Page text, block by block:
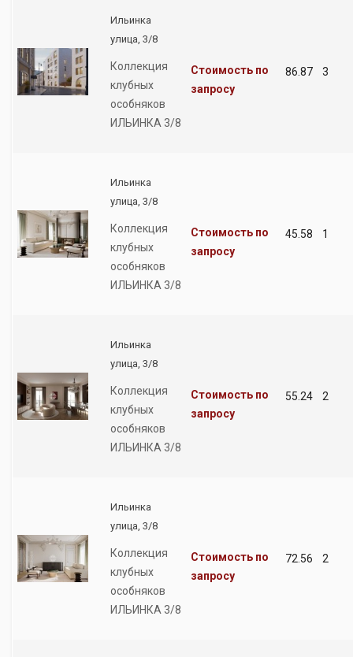
Ильинка
улица, 3/8
Коллекция
клубных
особняков
ИЛЬИНКА 3/8
Стоимость по
запросу
86.87 3
Ильинка
улица, 3/8
Коллекция
клубных
особняков
ИЛЬИНКА 3/8
Стоимость по
запросу
45.58 1
Ильинка
улица, 3/8
Коллекция
клубных
особняков
ИЛЬИНКА 3/8
Стоимость по
запросу
55.24 2
Ильинка
улица, 3/8
Коллекция
клубных
особняков
ИЛЬИНКА 3/8
Стоимость по
запросу
72.56 2